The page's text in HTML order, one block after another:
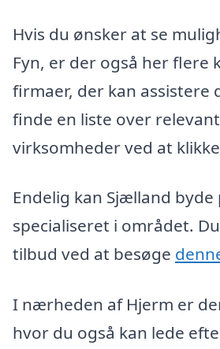
Hvis du ønsker at se
Fyn, er der også her flere
firmaer, der kan assistere
finde en liste over
virksomheder ved at klikke
Endelig kan Sjælland
specialiseret i området.
tilbud ved at besøge
I nærheden af Hjerm er
hvor du også kan lede